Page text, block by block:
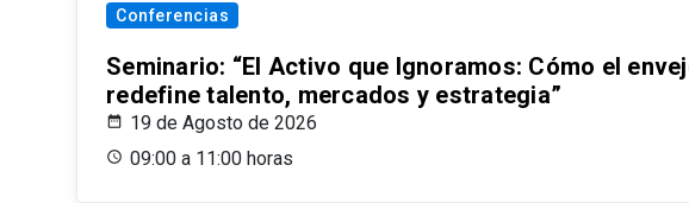
Conferencias
Seminario: “El Activo que Ignoramos: Cómo el
redefine talento, mercados y estrategia”
19 de Agosto de 2026
09:00 a 11:00 horas